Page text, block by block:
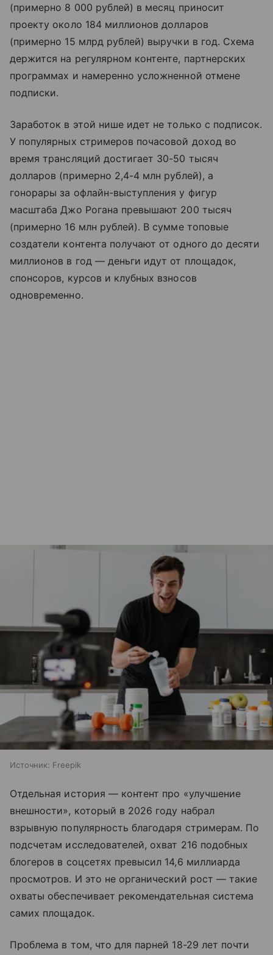
(примерно 8 000 рублей) в месяц приносит
проекту около 184 миллионов долларов
(примерно 15 млрд рублей) выручки в год. Схема
держится на регулярном контенте, партнерских
программах и намеренно усложненной отмене
подписки.
Заработок в этой нише идет не только с подписок.
У популярных стримеров почасовой доход во
время трансляций достигает 30-50 тысяч
долларов (примерно 2,4-4 млн рублей), а
гонорары за офлайн-выступления у фигур
масштаба Джо Рогана превышают 200 тысяч
(примерно 16 млн рублей). В сумме топовые
создатели контента получают от одного до десяти
миллионов в год — деньги идут от площадок,
спонсоров, курсов и клубных взносов
одновременно.
Источник: Freepik
Отдельная история — контент про «улучшение
внешности», который в 2026 году набрал
взрывную популярность благодаря стримерам. По
подсчетам исследователей, охват 216 подобных
блогеров в соцсетях превысил 14,6 миллиарда
просмотров. И это не органический рост — такие
охваты обеспечивает рекомендательная система
самих площадок.
Проблема в том, что для парней 18-29 лет почти